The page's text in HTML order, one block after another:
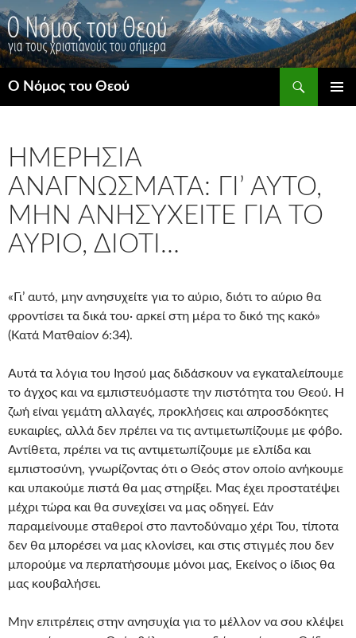
Μετάβαση
σε
περιεχόμενο
Ο Νόμος του Θεού
ΗΜΕΡΉΣΙΑ
ΑΝΑΓΝΏΣΜΑΤΑ: ΓΙ’ ΑΥΤΌ,
ΜΗΝ ΑΝΗΣΥΧΕΊΤΕ ΓΙΑ ΤΟ
ΑΎΡΙΟ, ΔΙΌΤΙ…
«Γι’ αυτό, μην ανησυχείτε για το αύριο, διότι το αύριο θα
φροντίσει τα δικά του· αρκεί στη μέρα το δικό της κακό»
(Κατά Ματθαίον 6:34).
Αυτά τα λόγια του Ιησού μας διδάσκουν να εγκαταλείπουμε
το άγχος και να εμπιστευόμαστε την πιστότητα του Θεού. Η
ζωή είναι γεμάτη αλλαγές, προκλήσεις και απροσδόκητες
ευκαιρίες, αλλά δεν πρέπει να τις αντιμετωπίζουμε με φόβο.
Αντίθετα, πρέπει να τις αντιμετωπίζουμε με ελπίδα και
εμπιστοσύνη, γνωρίζοντας ότι ο Θεός στον οποίο ανήκουμε
και υπακούμε πιστά θα μας στηρίξει. Μας έχει προστατέψει
μέχρι τώρα και θα συνεχίσει να μας οδηγεί. Εάν
παραμείνουμε σταθεροί στο παντοδύναμο χέρι Του, τίποτα
δεν θα μπορέσει να μας κλονίσει, και στις στιγμές που δεν
μπορούμε να περπατήσουμε μόνοι μας, Εκείνος ο ίδιος θα
μας κουβαλήσει.
Μην επιτρέπεις στην ανησυχία για το μέλλον να σου κλέψει